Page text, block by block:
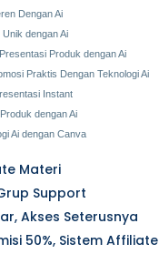
Dengan Ai
dengan Ai
Produk dengan Ai
Praktis Dengan Teknologi Ai
Instant
dengan Ai
Ai dengan Canva
Materi
Support
Akses Seterusnya
50%, Sistem Affiliate